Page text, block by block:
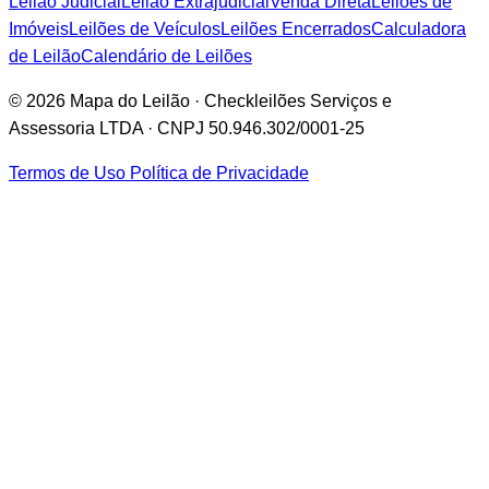
ImóveisLeilões de VeículosLeilões EncerradosCalculadora
de LeilãoCalendário de Leilões
© 2026 Mapa do Leilão · Checkleilões Serviços e
Assessoria LTDA · CNPJ 50.946.302/0001-25
Termos de Uso Política de Privacidade